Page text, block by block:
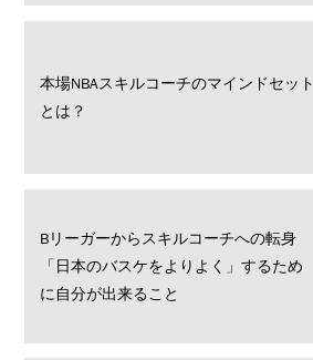
本場NBAスキルコーチのマインドセット
とは？
Bリーガーからスキルコーチへの転身
「日本のバスケをよりよく」するため
に自分が出来ること